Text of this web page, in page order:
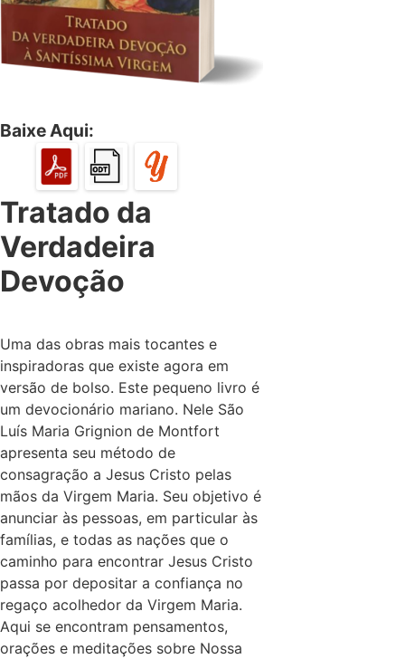
Baixe Aqui:
Tratado da
Verdadeira
Devoção
Uma das obras mais tocantes e
inspiradoras que existe agora em
versão de bolso. Este pequeno livro é
um devocionário mariano. Nele São
Luís Maria Grignion de Montfort
apresenta seu método de
consagração a Jesus Cristo pelas
mãos da Virgem Maria. Seu objetivo é
anunciar às pessoas, em particular às
famílias, e todas as nações que o
caminho para encontrar Jesus Cristo
passa por depositar a confiança no
regaço acolhedor da Virgem Maria.
Aqui se encontram pensamentos,
orações e meditações sobre Nossa